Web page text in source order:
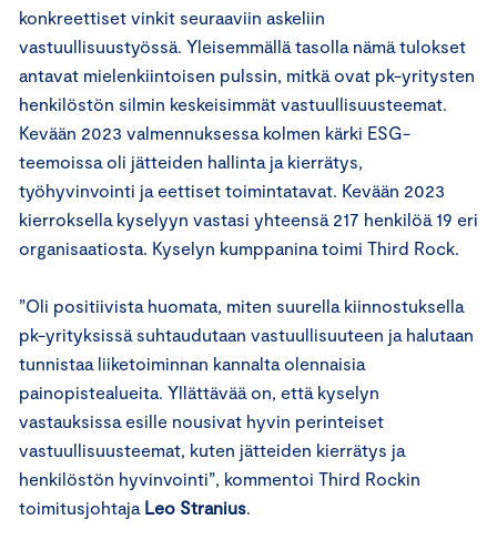
konkreettiset vinkit seuraaviin askeliin
vastuullisuustyössä. Yleisemmällä tasolla nämä tulokset
antavat mielenkiintoisen pulssin, mitkä ovat pk-yritysten
henkilöstön silmin keskeisimmät vastuullisuusteemat.
Kevään 2023 valmennuksessa kolmen kärki ESG-
teemoissa oli jätteiden hallinta ja kierrätys,
työhyvinvointi ja eettiset toimintatavat. Kevään 2023
kierroksella kyselyyn vastasi yhteensä 217 henkilöä 19 eri
organisaatiosta. Kyselyn kumppanina toimi Third Rock.
”Oli positiivista huomata, miten suurella kiinnostuksella
pk-yrityksissä suhtaudutaan vastuullisuuteen ja halutaan
tunnistaa liiketoiminnan kannalta olennaisia
painopistealueita. Yllättävää on, että kyselyn
vastauksissa esille nousivat hyvin perinteiset
vastuullisuusteemat, kuten jätteiden kierrätys ja
henkilöstön hyvinvointi”, kommentoi Third Rockin
toimitusjohtaja Leo Stranius.